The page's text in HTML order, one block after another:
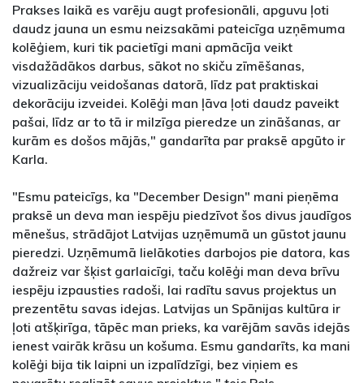
Prakses laikā es varēju augt profesionāli, apguvu ļoti
daudz jauna un esmu neizsakāmi pateicīga uzņēmuma
kolēģiem, kuri tik pacietīgi mani apmācīja veikt
visdažādākos darbus, sākot no skiču zīmēšanas,
vizualizāciju veidošanas datorā, līdz pat praktiskai
dekorāciju izveidei. Kolēģi man ļāva ļoti daudz paveikt
pašai, līdz ar to tā ir milzīga pieredze un zināšanas, ar
kurām es došos mājās," gandarīta par praksē apgūto ir
Karla.
"Esmu pateicīgs, ka "December Design" mani pieņēma
praksē un deva man iespēju piedzīvot šos divus jaudīgos
mēnešus, strādājot Latvijas uzņēmumā un gūstot jaunu
pieredzi. Uzņēmumā lielākoties darbojos pie datora, kas
dažreiz var šķist garlaicīgi, taču kolēģi man deva brīvu
iespēju izpausties radoši, lai radītu savus projektus un
prezentētu savas idejas. Latvijas un Spānijas kultūra ir
ļoti atšķirīga, tāpēc man prieks, ka varējām savās idejās
ienest vairāk krāsu un košuma. Esmu gandarīts, ka mani
kolēģi bija tik laipni un izpalīdzīgi, bez viņiem es